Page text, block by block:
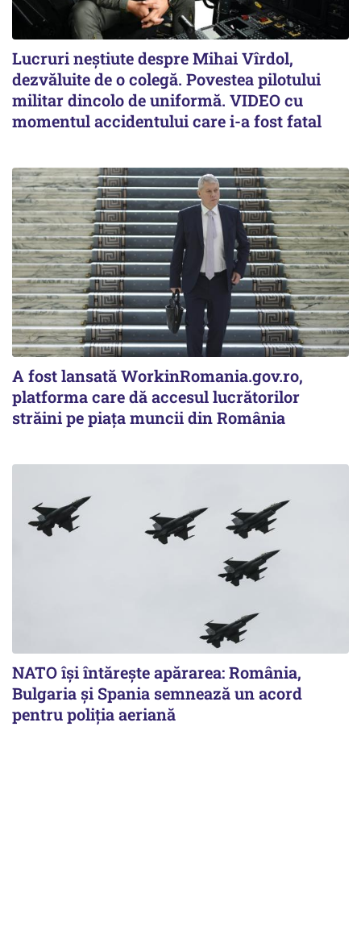
Lucruri neștiute despre Mihai Vîrdol,
dezvăluite de o colegă. Povestea pilotului
militar dincolo de uniformă. VIDEO cu
momentul accidentului care i-a fost fatal
A fost lansată WorkinRomania.gov.ro,
platforma care dă accesul lucrătorilor
străini pe piața muncii din România
NATO își întărește apărarea: România,
Bulgaria și Spania semnează un acord
pentru poliția aeriană